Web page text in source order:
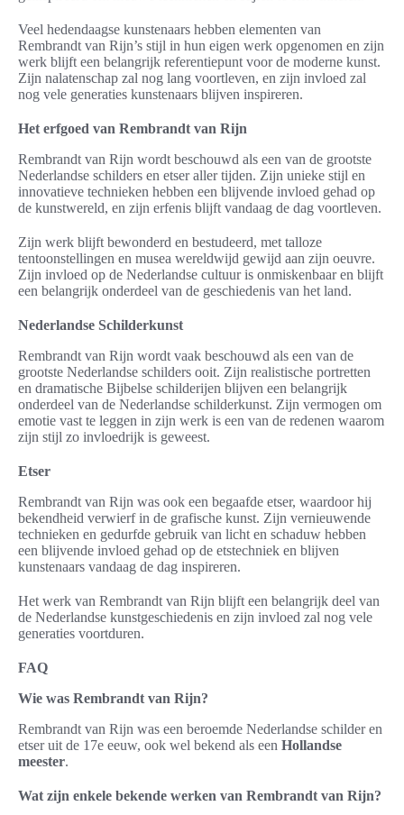
Veel hedendaagse kunstenaars hebben elementen van
Rembrandt van Rijn’s stijl in hun eigen werk opgenomen en zijn
werk blijft een belangrijk referentiepunt voor de moderne kunst.
Zijn nalatenschap zal nog lang voortleven, en zijn invloed zal
nog vele generaties kunstenaars blijven inspireren.
Het erfgoed van Rembrandt van Rijn
Rembrandt van Rijn wordt beschouwd als een van de grootste
Nederlandse schilders en etser aller tijden. Zijn unieke stijl en
innovatieve technieken hebben een blijvende invloed gehad op
de kunstwereld, en zijn erfenis blijft vandaag de dag voortleven.
Zijn werk blijft bewonderd en bestudeerd, met talloze
tentoonstellingen en musea wereldwijd gewijd aan zijn oeuvre.
Zijn invloed op de Nederlandse cultuur is onmiskenbaar en blijft
een belangrijk onderdeel van de geschiedenis van het land.
Nederlandse Schilderkunst
Rembrandt van Rijn wordt vaak beschouwd als een van de
grootste Nederlandse schilders ooit. Zijn realistische portretten
en dramatische Bijbelse schilderijen blijven een belangrijk
onderdeel van de Nederlandse schilderkunst. Zijn vermogen om
emotie vast te leggen in zijn werk is een van de redenen waarom
zijn stijl zo invloedrijk is geweest.
Etser
Rembrandt van Rijn was ook een begaafde etser, waardoor hij
bekendheid verwierf in de grafische kunst. Zijn vernieuwende
technieken en gedurfde gebruik van licht en schaduw hebben
een blijvende invloed gehad op de etstechniek en blijven
kunstenaars vandaag de dag inspireren.
Het werk van Rembrandt van Rijn blijft een belangrijk deel van
de Nederlandse kunstgeschiedenis en zijn invloed zal nog vele
generaties voortduren.
FAQ
Wie was Rembrandt van Rijn?
Rembrandt van Rijn was een beroemde Nederlandse schilder en
etser uit de 17e eeuw, ook wel bekend als een Hollandse
meester.
Wat zijn enkele bekende werken van Rembrandt van Rijn?